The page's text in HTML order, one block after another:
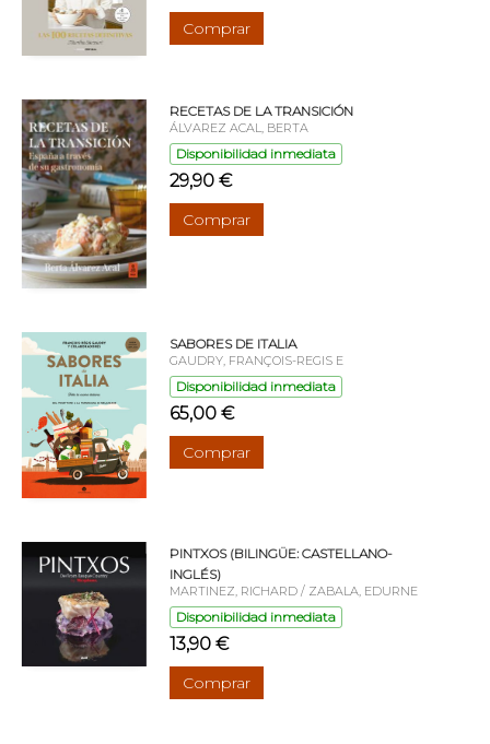
Comprar
RECETAS DE LA TRANSICIÓN
ÁLVAREZ ACAL, BERTA
Disponibilidad inmediata
29,90 €
Comprar
SABORES DE ITALIA
GAUDRY, FRANÇOIS-REGIS E
Disponibilidad inmediata
65,00 €
Comprar
PINTXOS (BILINGÜE: CASTELLANO-
INGLÉS)
MARTINEZ, RICHARD / ZABALA, EDURNE
Disponibilidad inmediata
13,90 €
Comprar